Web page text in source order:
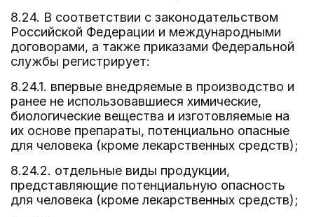
8.24. В соответствии с законодательством
Российской Федерации и международными
договорами, а также приказами Федеральной
службы регистрирует:
8.24.1. впервые внедряемые в производство и
ранее не использовавшиеся химические,
биологические вещества и изготовляемые на
их основе препараты, потенциально опасные
для человека (кроме лекарственных средств);
8.24.2. отдельные виды продукции,
представляющие потенциальную опасность
для человека (кроме лекарственных средств);